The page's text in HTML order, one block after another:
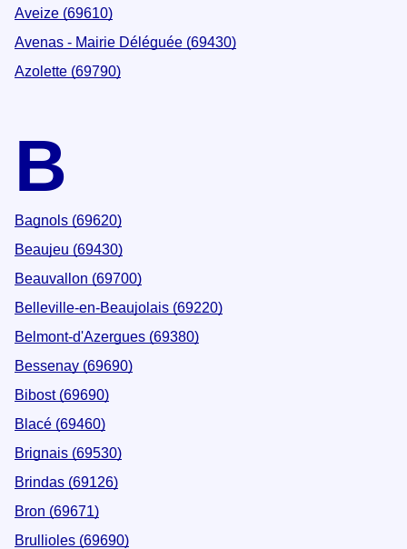
Aveize (69610)
Avenas - Mairie Déléguée (69430)
Azolette (69790)
B
Bagnols (69620)
Beaujeu (69430)
Beauvallon (69700)
Belleville-en-Beaujolais (69220)
Belmont-d'Azergues (69380)
Bessenay (69690)
Bibost (69690)
Blacé (69460)
Brignais (69530)
Brindas (69126)
Bron (69671)
Brullioles (69690)